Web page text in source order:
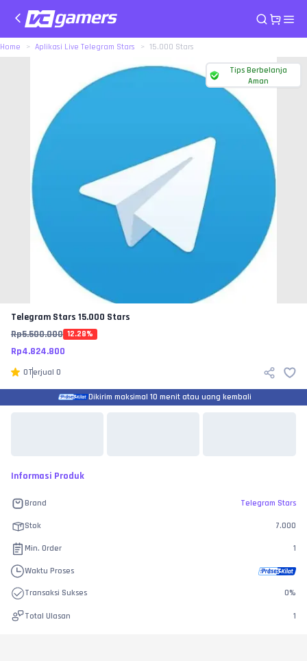
Home Aplikasi Live Telegram Stars 15.000 Stars
Tips Berbelanja
Aman
Telegram Stars 15.000 Stars
Rp5.500.000 12.28%
Rp4.824.800
0Terjual 0
Dikirim maksimal 10 menit atau uang kembali
Informasi Produk
Brand Telegram Stars
Stok 7.000
Min. Order 1
Waktu Proses
Transaksi Sukses 0%
Total Ulasan 1